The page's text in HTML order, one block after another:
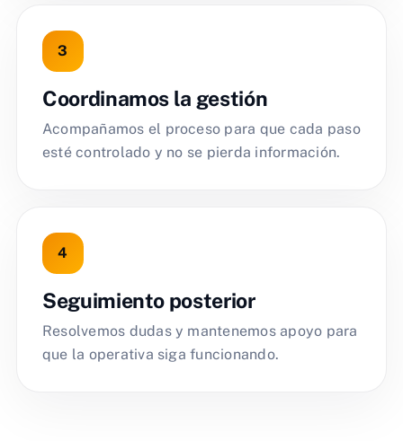
Coordinamos la gestión
Acompañamos el proceso para que cada paso
esté controlado y no se pierda información.
Seguimiento posterior
Resolvemos dudas y mantenemos apoyo para
que la operativa siga funcionando.